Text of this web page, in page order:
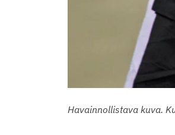
Havainnollistava kuva.